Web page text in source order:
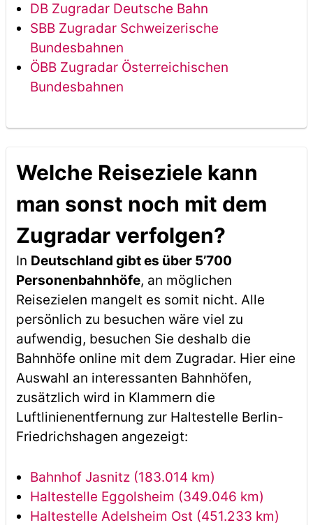
DB Zugradar Deutsche Bahn
SBB Zugradar Schweizerische
Bundesbahnen
ÖBB Zugradar Österreichischen
Bundesbahnen
Welche Reiseziele kann
man sonst noch mit dem
Zugradar verfolgen?
In Deutschland gibt es über 5’700
Personenbahnhöfe, an möglichen
Reisezielen mangelt es somit nicht. Alle
persönlich zu besuchen wäre viel zu
aufwendig, besuchen Sie deshalb die
Bahnhöfe online mit dem Zugradar. Hier eine
Auswahl an interessanten Bahnhöfen,
zusätzlich wird in Klammern die
Luftlinienentfernung zur Haltestelle Berlin-
Friedrichshagen angezeigt:
Bahnhof Jasnitz (183.014 km)
Haltestelle Eggolsheim (349.046 km)
Haltestelle Adelsheim Ost (451.233 km)